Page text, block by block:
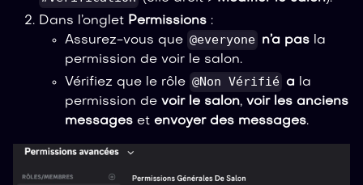
Dans l’onglet Permissions :
Assurez-vous que @everyone n’a pas la
permission de voir le salon.
Vérifiez que le rôle @Non Vérifié a la
permission de voir le salon, voir les anciens
messages et envoyer des messages.